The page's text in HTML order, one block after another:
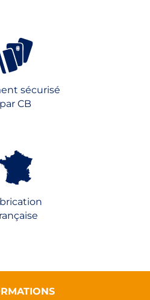
sécurisé
par CB